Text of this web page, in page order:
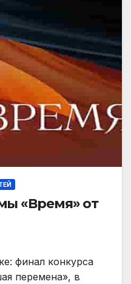
«Время» от
финал конкурса
перемена», в